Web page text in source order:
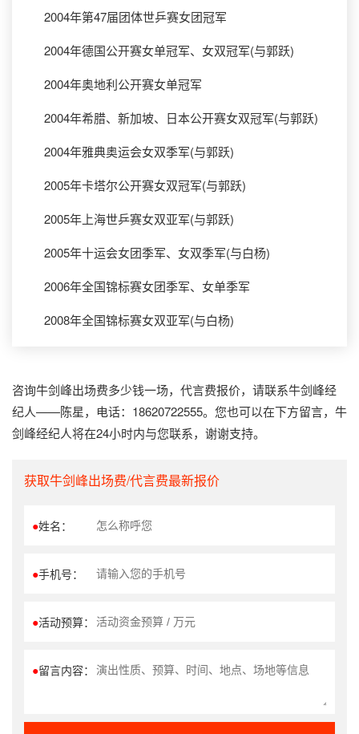
2004年第47届团体世乒赛女团冠军
2004年德国公开赛女单冠军、女双冠军(与郭跃)
2004年奥地利公开赛女单冠军
2004年希腊、新加坡、日本公开赛女双冠军(与郭跃)
2004年雅典奥运会女双季军(与郭跃)
2005年卡塔尔公开赛女双冠军(与郭跃)
2005年上海世乒赛女双亚军(与郭跃)
2005年十运会女团季军、女双季军(与白杨)
2006年全国锦标赛女团季军、女单季军
2008年全国锦标赛女双亚军(与白杨)
咨询牛剑峰出场费多少钱一场，代言费报价，请联系牛剑峰经
纪人——陈星，电话：18620722555。您也可以在下方留言，牛
剑峰经纪人将在24小时内与您联系，谢谢支持。
获取牛剑峰出场费/代言费最新报价
●姓名：
●手机号：
●活动预算：
●留言内容：